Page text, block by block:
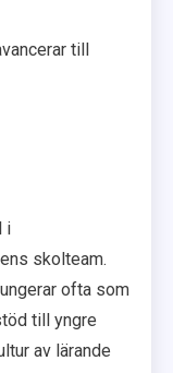
till
i
skolteam.
ofta som
till yngre
av lärande